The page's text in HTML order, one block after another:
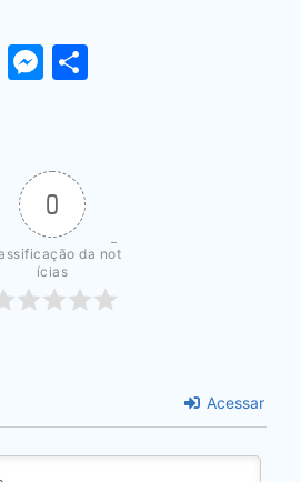
Telegram
Messenger
0
da not
ícias
Acessar